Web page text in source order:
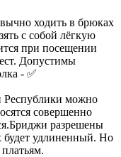
ходить в брюках
с собой лёгкую
при посещении
Допустимы
- ✅
можно
совершенно
разрешены
удлиненный. Но